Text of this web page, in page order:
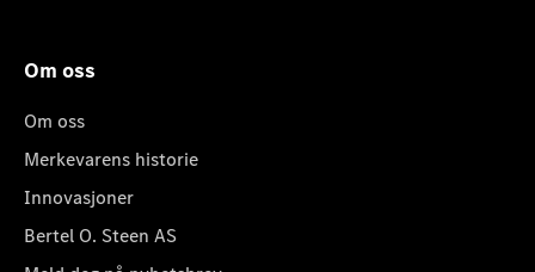
Om oss
Om oss
Merkevarens historie
Innovasjoner
Bertel O. Steen AS